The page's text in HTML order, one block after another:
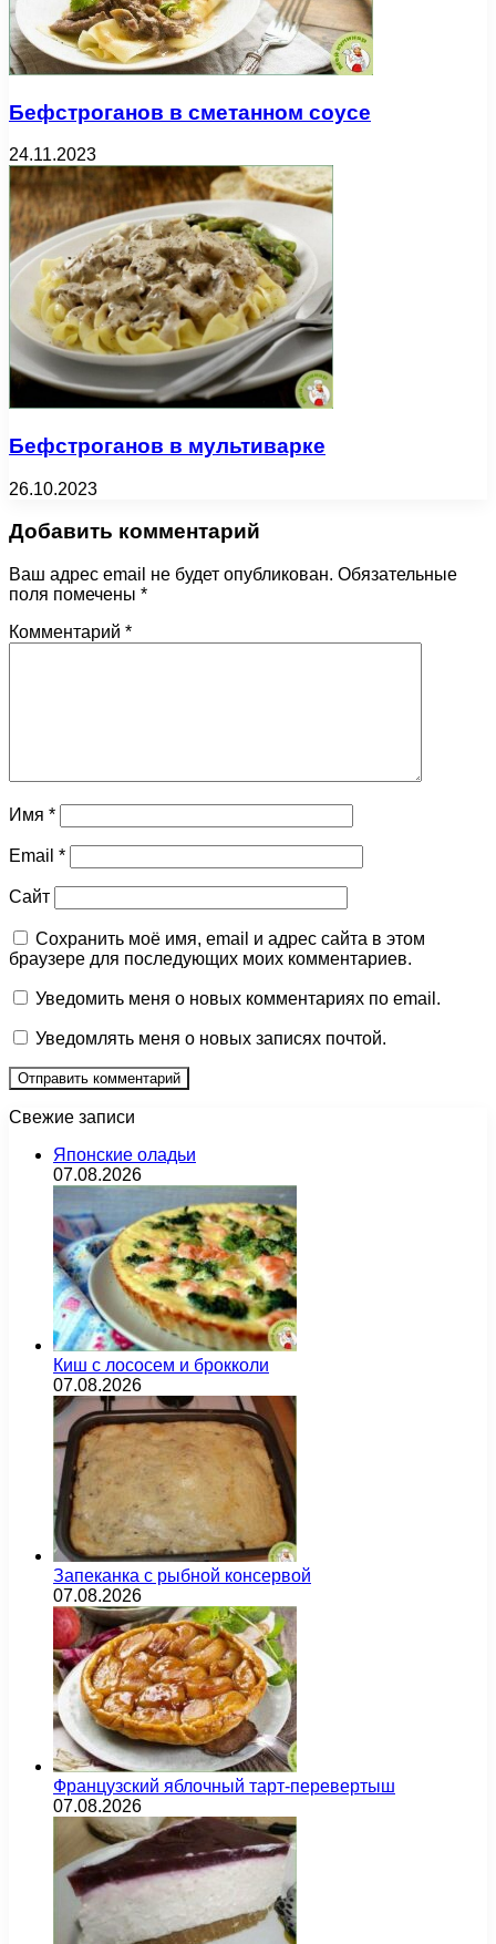
Бефстроганов в сметанном соусе
24.11.2023
Бефстроганов в мультиварке
26.10.2023
Добавить комментарий
Ваш адрес email не будет опубликован. Обязательные
поля помечены *
Комментарий *
Имя *
Email *
Сайт
Сохранить моё имя, email и адрес сайта в этом
браузере для последующих моих комментариев.
Уведомить меня о новых комментариях по email.
Уведомлять меня о новых записях почтой.
Свежие записи
Японские оладьи
07.08.2026
Киш с лососем и брокколи
07.08.2026
Запеканка с рыбной консервой
07.08.2026
Французский яблочный тарт-перевертыш
07.08.2026